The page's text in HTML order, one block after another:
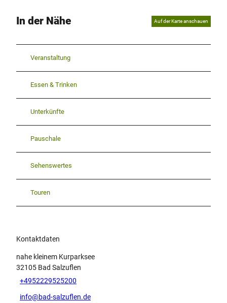
In der Nähe Auf der Karte anschauen
Veranstaltung
Essen & Trinken
Unterkünfte
Pauschale
Sehenswertes
Touren
Kontaktdaten
nahe kleinem Kurparksee
32105 Bad Salzuflen
+4952229525200
info@bad-salzuflen.de